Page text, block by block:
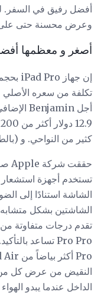
أفضل رفيق في السفر.
وعرض محسنة حتى على 12.9 بوصة برو وكاميرات أفضل
أصغر و معظمها
كثير من النواحي. و (بالطبع)
تستخدم أجهزة
الشاشة استنادًا إلى
الشاشتين بشكل
النقيض من عرض كل من
الداخل عندما يبدو